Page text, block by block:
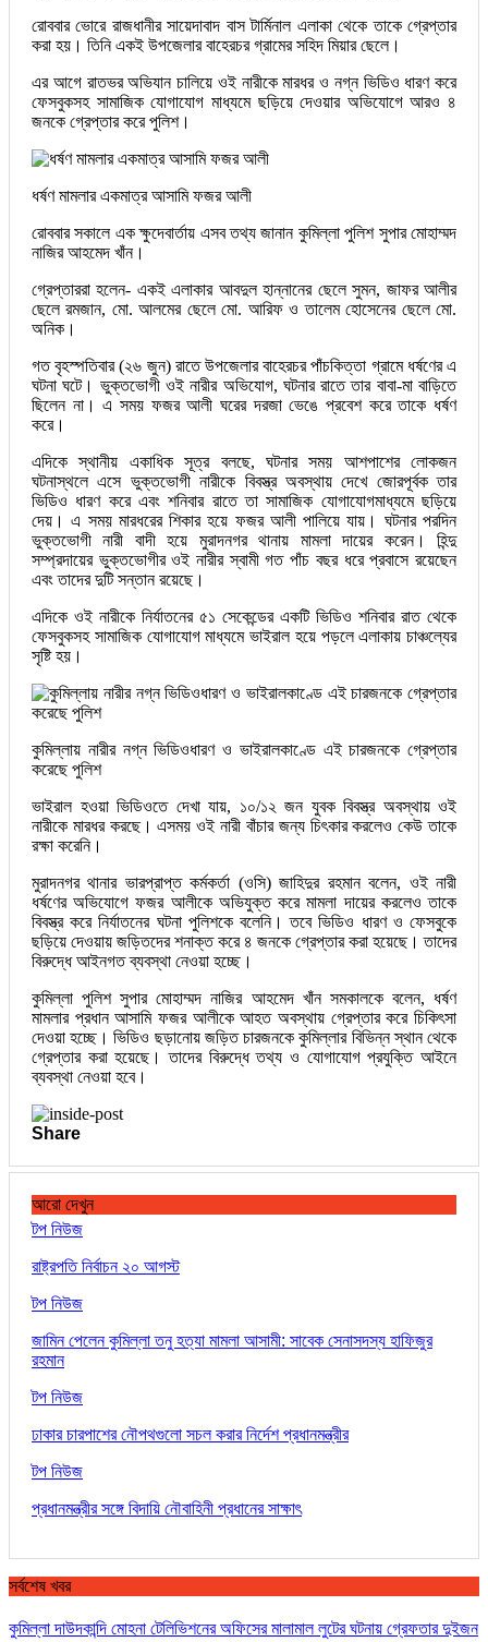
রোববার ভোরে রাজধানীর সায়েদাবাদ বাস টার্মিনাল এলাকা থেকে তাকে গ্রেপ্তার
করা হয়। তিনি একই উপজেলার বাহেরচর গ্রামের সহিদ মিয়ার ছেলে।
এর আগে রাতভর অভিযান চালিয়ে ওই নারীকে মারধর ও নগ্ন ভিডিও ধারণ করে
ফেসবুকসহ সামাজিক যোগাযোগ মাধ্যমে ছড়িয়ে দেওয়ার অভিযোগে আরও ৪
জনকে গ্রেপ্তার করে পুলিশ।
ধর্ষণ মামলার একমাত্র আসামি ফজর আলী
রোববার সকালে এক ক্ষুদেবার্তায় এসব তথ্য জানান কুমিল্লা পুলিশ সুপার মোহাম্মদ
নাজির আহমেদ খাঁন।
গ্রেপ্তাররা হলেন- একই এলাকার আবদুল হান্নানের ছেলে সুমন, জাফর আলীর
ছেলে রমজান, মো. আলমের ছেলে মো. আরিফ ও তালেম হোসেনের ছেলে মো.
অনিক।
গত বৃহস্পতিবার (২৬ জুন) রাতে উপজেলার বাহেরচর পাঁচকিত্তা গ্রামে ধর্ষণের এ
ঘটনা ঘটে। ভুক্তভোগী ওই নারীর অভিযোগ, ঘটনার রাতে তার বাবা-মা বাড়িতে
ছিলেন না। এ সময় ফজর আলী ঘরের দরজা ভেঙে প্রবেশ করে তাকে ধর্ষণ
করে।
এদিকে স্থানীয় একাধিক সূত্র বলছে, ঘটনার সময় আশপাশের লোকজন
ঘটনাস্থলে এসে ভুক্তভোগী নারীকে বিবস্ত্র অবস্থায় দেখে জোরপূর্বক তার
ভিডিও ধারণ করে এবং শনিবার রাতে তা সামাজিক যোগাযোগমাধ্যমে ছড়িয়ে
দেয়। এ সময় মারধরের শিকার হয়ে ফজর আলী পালিয়ে যায়। ঘটনার পরদিন
ভুক্তভোগী নারী বাদী হয়ে মুরাদনগর থানায় মামলা দায়ের করেন। হিন্দু
সম্প্রদায়ের ভুক্তভোগীর ওই নারীর স্বামী গত পাঁচ বছর ধরে প্রবাসে রয়েছেন
এবং তাদের দুটি সন্তান রয়েছে।
এদিকে ওই নারীকে নির্যাতনের ৫১ সেকেন্ডের একটি ভিডিও শনিবার রাত থেকে
ফেসবুকসহ সামাজিক যোগাযোগ মাধ্যমে ভাইরাল হয়ে পড়লে এলাকায় চাঞ্চল্যের
সৃষ্টি হয়।
কুমিল্লায় নারীর নগ্ন ভিডিওধারণ ও ভাইরালকাণ্ডে এই চারজনকে গ্রেপ্তার
করেছে পুলিশ
ভাইরাল হওয়া ভিডিওতে দেখা যায়, ১০/১২ জন যুবক বিবস্ত্র অবস্থায় ওই
নারীকে মারধর করছে। এসময় ওই নারী বাঁচার জন্য চিৎকার করলেও কেউ তাকে
রক্ষা করেনি।
মুরাদনগর থানার ভারপ্রাপ্ত কর্মকর্তা (ওসি) জাহিদুর রহমান বলেন, ওই নারী
ধর্ষণের অভিযোগে ফজর আলীকে অভিযুক্ত করে মামলা দায়ের করলেও তাকে
বিবস্ত্র করে নির্যাতনের ঘটনা পুলিশকে বলেনি। তবে ভিডিও ধারণ ও ফেসবুকে
ছড়িয়ে দেওয়ায় জড়িতদের শনাক্ত করে ৪ জনকে গ্রেপ্তার করা হয়েছে। তাদের
বিরুদ্ধে আইনগত ব্যবস্থা নেওয়া হচ্ছে।
কুমিল্লা পুলিশ সুপার মোহাম্মদ নাজির আহমেদ খাঁন সমকালকে বলেন, ধর্ষণ
মামলার প্রধান আসামি ফজর আলীকে আহত অবস্থায় গ্রেপ্তার করে চিকিৎসা
দেওয়া হচ্ছে। ভিডিও ছড়ানোয় জড়িত চারজনকে কুমিল্লার বিভিন্ন স্থান থেকে
গ্রেপ্তার করা হয়েছে। তাদের বিরুদ্ধে তথ্য ও যোগাযোগ প্রযুক্তি আইনে
ব্যবস্থা নেওয়া হবে।
Share
আরো দেখুন
টপ নিউজ
রাষ্ট্রপতি নির্বাচন ২০ আগস্ট
টপ নিউজ
জামিন পেলেন কুমিল্লা তনু হত্যা মামলা আসামী: সাবেক সেনাসদস্য হাফিজুর
রহমান
টপ নিউজ
ঢাকার চারপাশের নৌপথগুলো সচল করার নির্দেশ প্রধানমন্ত্রীর
টপ নিউজ
প্রধানমন্ত্রীর সঙ্গে বিদায়ি নৌবাহিনী প্রধানের সাক্ষাৎ
সর্বশেষ খবর
কুমিল্লা দাউদকান্দি মোহনা টেলিভিশনের অফিসের মালামাল লুটের ঘটনায় গ্রেফতার দুইজন